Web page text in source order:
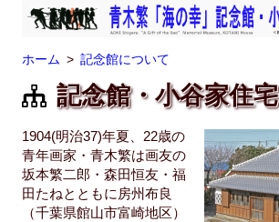
ホーム 記念館について
記念館・小谷家住宅
1904(明治37)年夏、22歳の
青年画家・青木繁は画友の
坂本繁二郎・森田恒友・福
田たねとともに房州布良
（千葉県館山市富崎地区）